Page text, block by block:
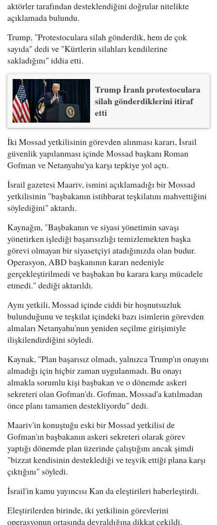
aktörler tarafından desteklendiğini doğrular nitelikte
açıklamada bulundu.
Trump, "Protestoculara silah gönderdik, hem de çok
sayıda" dedi ve "Kürtlerin silahları kendilerine
sakladığını" iddia etti.
Trump İranlı protestoculara
silah gönderdiklerini itiraf
etti
İki Mossad yetkilisinin görevden alınması kararı, İsrail
güvenlik yapılanması içinde Mossad başkanı Roman
Gofman ve Netanyahu'ya karşı tepkiye yol açtı.
İsrail gazetesi Maariv, ismini açıklamadığı bir Mossad
yetkilisinin "başbakanın istihbarat teşkilatını mahvettiğini
söylediğini" aktardı.
Kaynağın, "Başbakanın ve siyasi yönetimin savaşı
yönetirken işlediği başarısızlığı temizlemekten başka
görevi olmayan bir siyasetçiyi atadığınızda olan budur.
Operasyon, ABD başkanının kararı nedeniyle
gerçekleştirilmedi ve başbakan bu karara karşı mücadele
etmedi." dediği aktarıldı.
Aynı yetkili, Mossad içinde ciddi bir hoşnutsuzluk
bulunduğunu ve teşkilat içindeki bazı isimlerin görevden
almaları Netanyahu'nun yeniden seçilme girişimiyle
ilişkilendirdiğini söyledi.
Kaynak, "Plan başarısız olmadı, yalnızca Trump'ın onayını
almadığı için hiçbir zaman uygulanmadı. Bu onayı
almakla sorumlu kişi başbakan ve o dönemde askeri
sekreteri olan Gofman'dı. Gofman, Mossad'a katılmadan
önce planı tamamen destekliyordu" dedi.
Maariv'in konuştuğu eski bir Mossad yetkilisi de
Gofman'ın başbakanın askeri sekreteri olarak görev
yaptığı dönemde plan üzerinde çalıştığını ancak şimdi
"bizzat kendisinin desteklediği ve teşvik ettiği plana karşı
çıktığını" söyledi.
İsrail'in kamu yayıncısı Kan da eleştirileri haberleştirdi.
Eleştirilerden birinde, iki yetkilinin görevlerini
operasyonun ortasında devraldığına dikkat çekildi.